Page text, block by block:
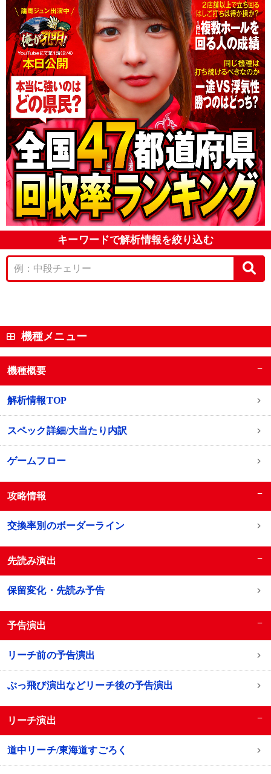
キーワードで解析情報を絞り込む
機種メニュー
機種概要 −
解析情報TOP
スペック詳細/大当たり内訳
ゲームフロー
攻略情報 −
交換率別のボーダーライン
先読み演出 −
保留変化・先読み予告
予告演出 −
リーチ前の予告演出
ぶっ飛び演出などリーチ後の予告演出
リーチ演出 −
道中リーチ/東海道すごろく